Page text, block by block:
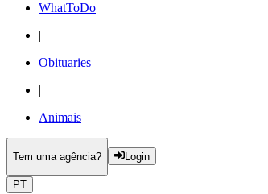
WhatToDo
|
Obituaries
|
Animais
Tem uma agência? Login
PT